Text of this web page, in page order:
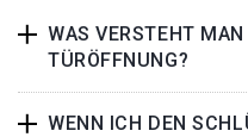
WAS VERSTEHT
TÜRÖFFNUNG?
WENN ICH DEN